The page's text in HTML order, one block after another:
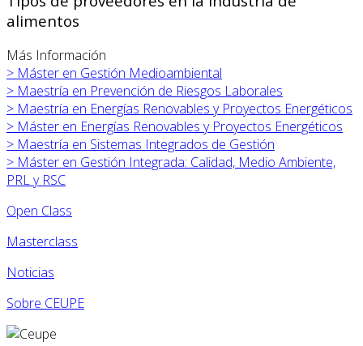
alimentos
Más Información
> Máster en Gestión Medioambiental
> Maestría en Prevención de Riesgos Laborales
> Maestría en Energías Renovables y Proyectos Energéticos
> Máster en Energías Renovables y Proyectos Energéticos
> Maestría en Sistemas Integrados de Gestión
> Máster en Gestión Integrada: Calidad, Medio Ambiente,
PRL y RSC
Open Class
Masterclass
Noticias
Sobre CEUPE